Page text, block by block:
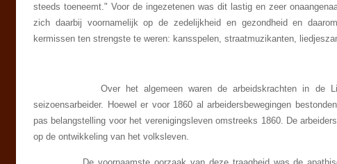
steeds toeneemt." Voor de ingezetenen was dit lastig en zeer
zich daarbij voornamelijk op de zedelijkheid en gezondheid en
kermissen ten strengste te weren: kansspelen, straatmuzikanten,
Over het algemeen waren de arbeidskrachten in de
seizoensarbeider. Hoewel er voor 1860 al arbeidersbewegingen
pas belangstelling voor het verenigingsleven omstreeks 1860. De
op de ontwikkeling van het volksleven.